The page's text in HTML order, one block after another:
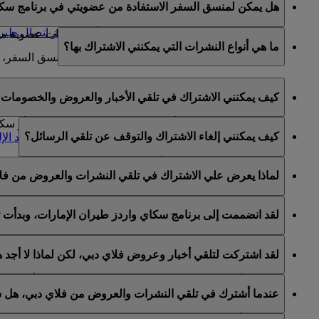
تعديل أي معلومات في الحساب تتعلق بعضوية العضو
يمكنكم تعيين منسق سفر عن طريق الاتصال بمركز اتصال
لمزيد من المعلومات حول شروط وأحكام تعيين منسق
هل يمكن لمنسق السفر الاستفادة من عضويتي في برنامج
منسقو السفر غير مخولين للحصول على أية امتيازات عضوية
ما هي أنواع النشرات التي يمكنني الاشتراك بها؟
أخبار وعروض فلاي دبي
كيف يمكنني الاشتراك في تلقي الأخبار والعروض والخصومات
يمكنكم الاشتراك لتلقي أخبار وعروض طيران الإمارات و/
واردز الخاص بكم والانتقال إلى قسم " إدارة اشتراكات البريد
كيف يمكنني إلغاء الاشتراك والتوقف عن تلقي الرسائل؟
يمكنكم إلغاء الاشتراك في أي وقت عبر رابط إلغاء
طيران الإمارات أو عبر التواصل مع طيران الإمارات أو
لماذا يعرض علي الاشتراك في تلقي النشرات والعروض من
يشمل برنامج الولاء سكاي واردز طيران الإمارات كلا من
لقد انضممت إلى برنامج سكاي واردز طيران الإمارات،
لقد اتيح لكم خيار الاشتراك لتلقي النشرات والعروض من
الخاصة بكم على هذا الأساس.
لقد اشتركت لتلقي أخبار وعروض فلاي دبي، لكن لماذا لا
هذا يعني أن عنوان البريد الإلكتروني المستخدم مرتبط
يرجى تسجيل الدخول إلى حساب سكاي واردز طيران
عندما أشترك في تلقي النشرات والعروض من فلاي دبي، هل